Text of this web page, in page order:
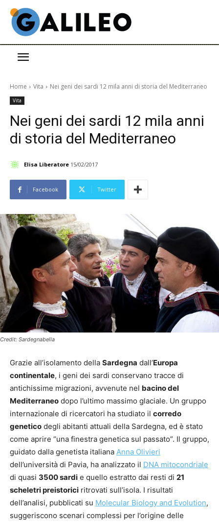
Home Vita Nei geni dei sardi 12 mila anni di storia del Mediterraneo
Vita
Nei geni dei sardi 12 mila anni
di storia del Mediterraneo
Elisa Liberatore 15/02/2017
Facebook Twitter
Credit: Sardegnabella
Grazie all’isolamento della Sardegna dall’Europa
continentale, i geni dei sardi conservano tracce di
antichissime migrazioni, avvenute nel bacino del
Mediterraneo dopo l’ultimo massimo glaciale. Un gruppo
internazionale di ricercatori ha studiato il corredo
genetico degli abitanti attuali della Sardegna, ed è stato
come aprire “una finestra genetica sul passato”. Il gruppo,
guidato dalla genetista italiana Anna Olivieri
dell’università di Pavia, ha analizzato il DNA mitocondriale
di quasi 3500 sardi e quello estratto dai resti di 21
scheletri preistorici ritrovati sull’isola. I risultati
dell’analisi, pubblicati su Molecular Biology and Evolution,
suggeriscono scenari complessi per l’origine delle